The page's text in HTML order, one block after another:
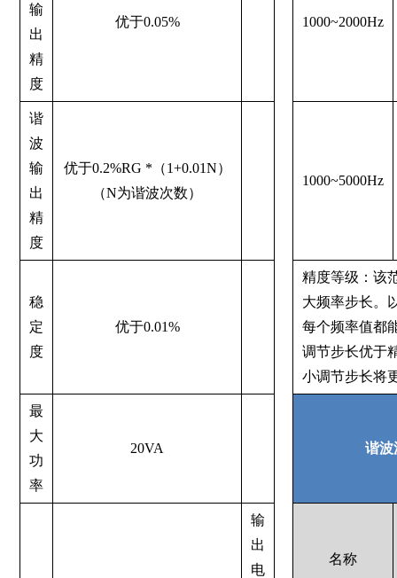
输
出
精
度
优于0.05% 1000~2000Hz
谐
波
输
出
精
度
优于0.2%RG *（1+0.01N）
（N为谐波次数）
1000~5000Hz
稳
定
度
优于0.01%
精度等级：该
大频率步长。
每个频率值都
调节步长优于
小调节步长将
最
大
功
率
20VA 谐波
输
出
电
名称